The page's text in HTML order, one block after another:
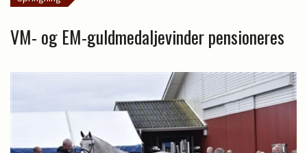
VM- og EM-guldmedaljevinder pensioneres